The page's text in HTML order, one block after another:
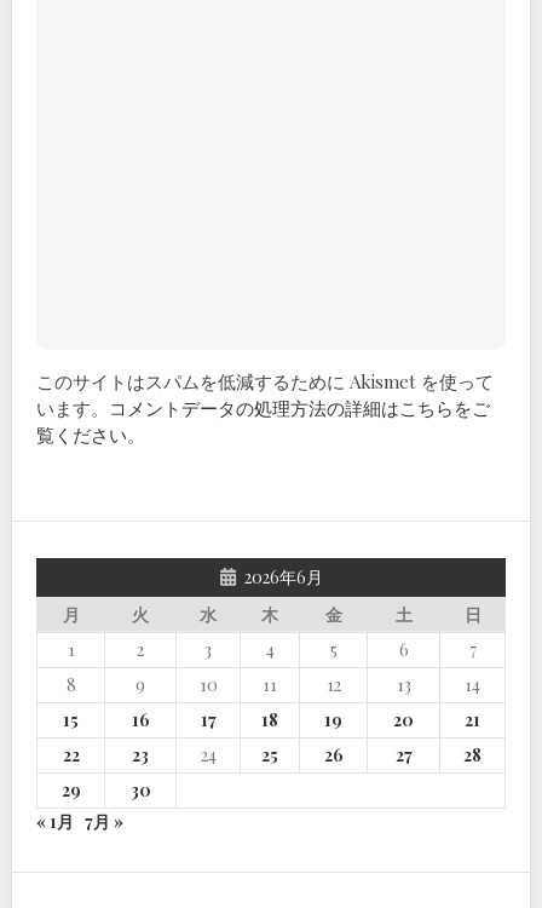
このサイトはスパムを低減するために Akismet を使って
います。 コメントデータの処理方法の詳細はこちらをご
覧ください。
2026年6月
月
火 水 木 金 土
日
1
2 3 4 5 6
7
8
9 10 11 12 13
14
15
16 17 18 19 20
21
22
23 24 25 26 27
28
29
30
« 1月 7月 »